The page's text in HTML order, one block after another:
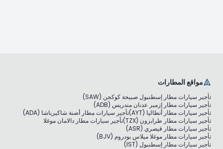
مواقع المطارات
تأجير سيارات مطار إسطنبول صبيحة كوكجن (SAW)
تأجير سيارات مطار إزمير عدنان مندريس (ADB)
تأجير سيارات مطار أنطاليا (AYT)
تأجير سيارات مطار أضنة شاكيرباشا (ADA)
تأجير سيارات مطار طرابزون (TZX)
تأجير سيارات مطار دالامان موغلا
تأجير سيارات مطار قيصري (ASR)
تأجير سيارات مطار موغلا ميلاس بودروم (BJV)
تأجير سيارات مطار إسطنبول (IST)